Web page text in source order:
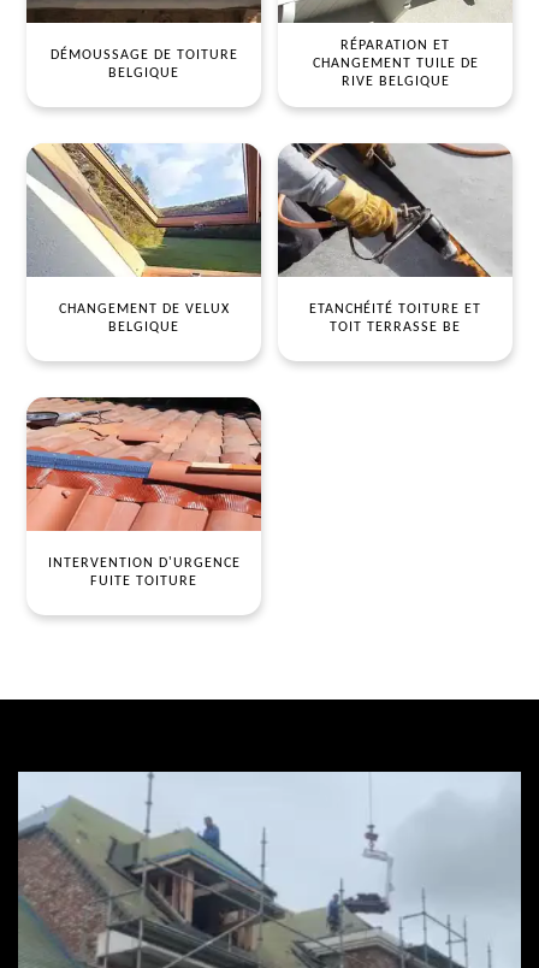
DÉMOUSSAGE DE TOITURE
BELGIQUE
RÉPARATION ET
CHANGEMENT TUILE DE
RIVE BELGIQUE
CHANGEMENT DE VELUX
BELGIQUE
ETANCHÉITÉ TOITURE ET
TOIT TERRASSE BE
INTERVENTION D'URGENCE
FUITE TOITURE